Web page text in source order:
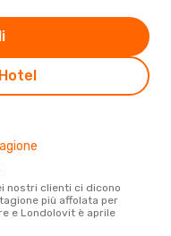
più affolata per
e Londolovit è aprile